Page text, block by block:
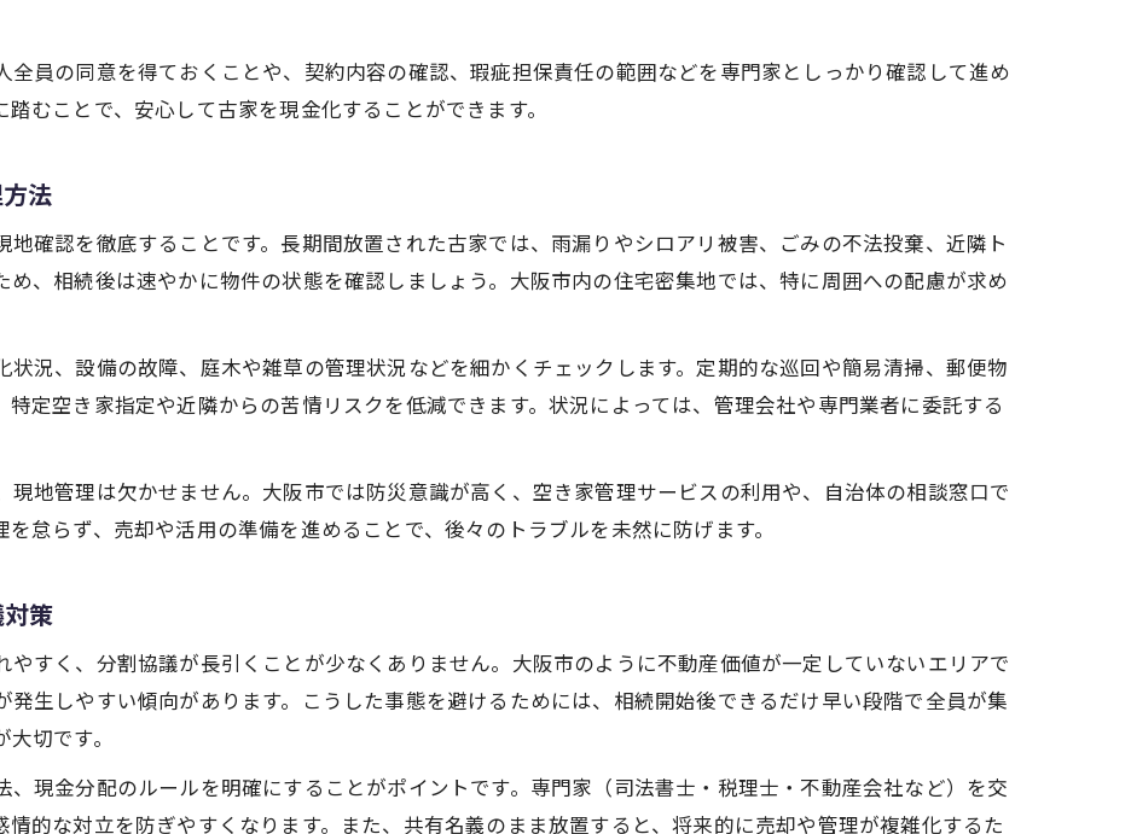
現地調査から始める安全な相続手続きの流れ
状態チェックが売却・管理の明暗を分ける理由
負担を減らす古家売却と相続の実践的ポイント
古家相続後の負担を軽減する売却準備法
補助金活用で売却コストを最小化する方法
相続トラブル回避とスムーズな売却実現法
全員の同意を得ておくことや、契約内容の確認、瑕疵担保責任の範囲などを専門家としっかり確認して進め
むことで、安心して古家を現金化することができます。
法
確認を徹底することです。長期間放置された古家では、雨漏りやシロアリ被害、ごみの不法投棄、近隣ト
、相続後は速やかに物件の状態を確認しましょう。大阪市内の住宅密集地では、特に周囲への配慮が求め
況、設備の故障、庭木や雑草の管理状況などを細かくチェックします。定期的な巡回や簡易清掃、郵便物
定空き家指定や近隣からの苦情リスクを低減できます。状況によっては、管理会社や専門業者に委託する
現地管理は欠かせません。大阪市では防災意識が高く、空き家管理サービスの利用や、自治体の相談窓口で
怠らず、売却や活用の準備を進めることで、後々のトラブルを未然に防げます。
策
すく、分割協議が長引くことが少なくありません。大阪市のように不動産価値が一定していないエリアで
生しやすい傾向があります。こうした事態を避けるためには、相続開始後できるだけ早い段階で全員が集
切です。
現金分配のルールを明確にすることがポイントです。専門家（司法書士・税理士・不動産会社など）を交
的な対立を防ぎやすくなります。また、共有名義のまま放置すると、将来的に売却や管理が複雑化するた